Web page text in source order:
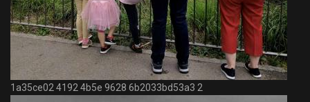
1a35ce02 4192 4b5e 9628 6b2033bd53a3 2